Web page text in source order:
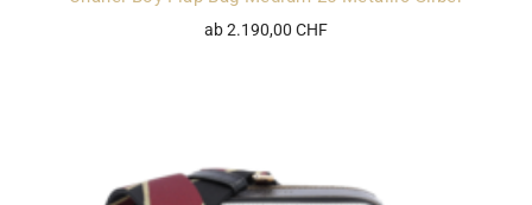
ab 2.190,00 CHF